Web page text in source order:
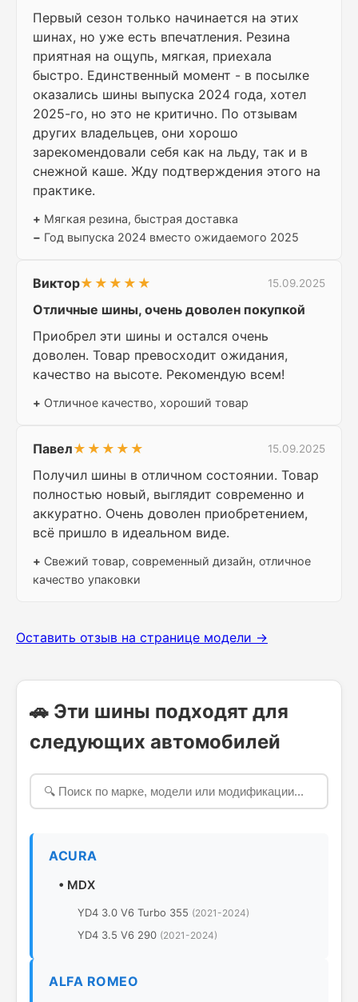
Первый сезон только начинается на этих
шинах, но уже есть впечатления. Резина
приятная на ощупь, мягкая, приехала
быстро. Единственный момент - в посылке
оказались шины выпуска 2024 года, хотел
2025-го, но это не критично. По отзывам
других владельцев, они хорошо
зарекомендовали себя как на льду, так и в
снежной каше. Жду подтверждения этого на
практике.
+ Мягкая резина, быстрая доставка
− Год выпуска 2024 вместо ожидаемого 2025
Виктор★★★★★ 15.09.2025
Отличные шины, очень доволен покупкой
Приобрел эти шины и остался очень
доволен. Товар превосходит ожидания,
качество на высоте. Рекомендую всем!
+ Отличное качество, хороший товар
Павел★★★★★ 15.09.2025
Получил шины в отличном состоянии. Товар
полностью новый, выглядит современно и
аккуратно. Очень доволен приобретением,
всё пришло в идеальном виде.
+ Свежий товар, современный дизайн, отличное
качество упаковки
Оставить отзыв на странице модели →
🚗 Эти шины подходят для
следующих автомобилей
ACURA
• MDX
YD4 3.0 V6 Turbo 355 (2021-2024)
YD4 3.5 V6 290 (2021-2024)
ALFA ROMEO